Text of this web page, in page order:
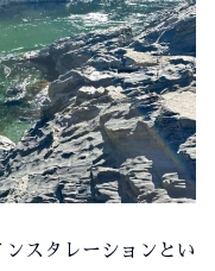
スタレーションとい